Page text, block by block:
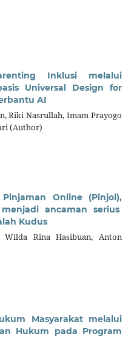
Inklusi melalui
Universal Design for
AI
Riki Nasrullah, Imam Prayogo
(Author)
Online (Pinjol),
ancaman serius
Kudus
Rina Hasibuan, Anton
Masyarakat melalui
Hukum pada Program